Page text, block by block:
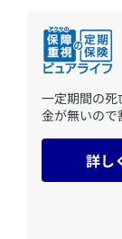
一定期間の死
金が無いので
詳し